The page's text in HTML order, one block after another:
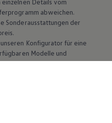
einzelnen Details vom
abweichen.
Sonderausstattungen der
Konfigurator für eine
Modelle und